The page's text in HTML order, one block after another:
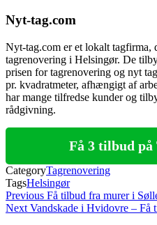
Nyt-tag.com
Nyt-tag.com er et lokalt tagfirma,
tagrenovering i Helsingør. De
prisen for tagrenovering og nyt
pr. kvadratmeter, afhængigt af
har mange tilfredse kunder og
rådgivning.
Få 3 tilbud på
CategoryTagrenovering
TagsHelsingør
Indlægsnavigation
Previous
Post
Previous Få tilbud fra murer i
Next
Next Vandskade i Hvidovre – Få